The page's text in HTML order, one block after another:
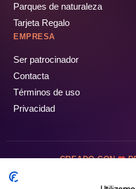
Parques de naturaleza
Tarjeta Regalo
EMPRESA
Ser patrocinador
Contacta
Términos de uso
Privacidad
CREADO CON